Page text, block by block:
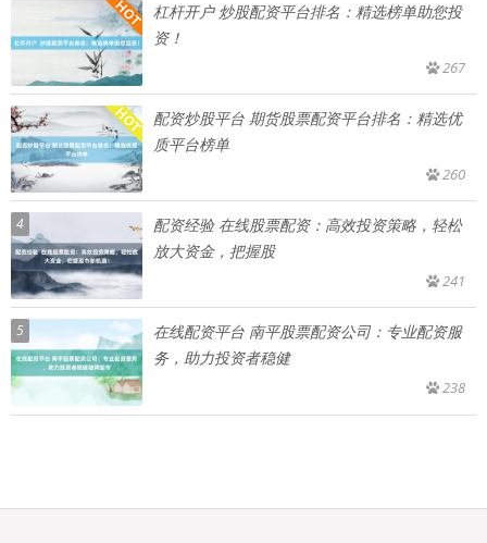
杠杆开户 炒股配资平台排名：精选榜单助您投
资！
267
配资炒股平台 期货股票配资平台排名：精选优
质平台榜单
260
4
配资经验 在线股票配资：高效投资策略，轻松
放大资金，把握股
241
5
在线配资平台 南平股票配资公司：专业配资服
务，助力投资者稳健
238